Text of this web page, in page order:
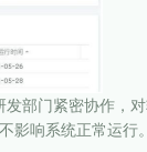
部门紧密协作，
影响系统正常运